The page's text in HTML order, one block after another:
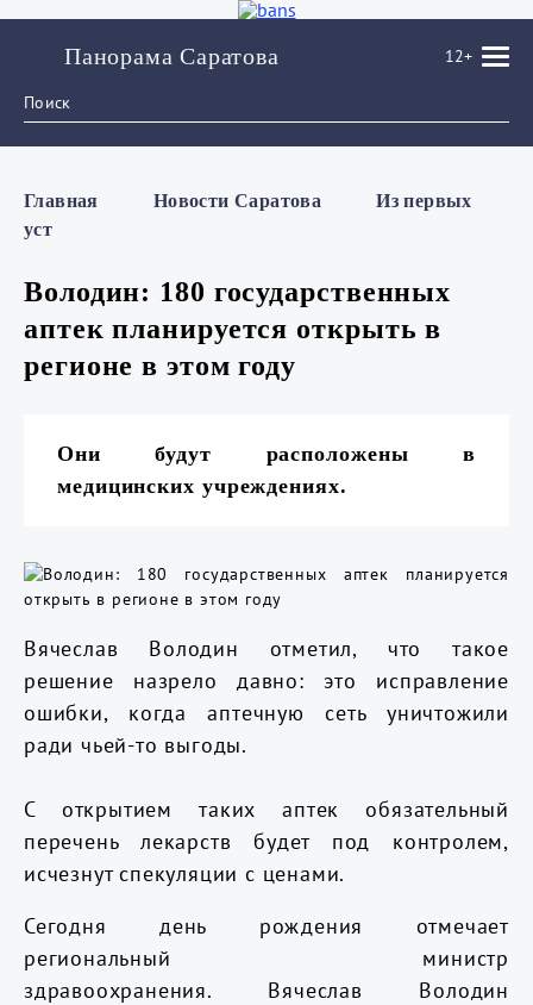
Панорама Саратова 12+
Главная Новости Саратова
Из пеpвых
уст
Володин: 180 государственных
аптек планируется открыть в
регионе в этом году
Они будут расположены в
медицинских учреждениях.
Вячеслав Володин отметил, что такое
решение назрело давно: это исправление
ошибки, когда аптечную сеть уничтожили
ради чьей-то выгоды.
С открытием таких аптек обязательный
перечень лекарств будет под контролем,
исчезнут спекуляции с ценами.
Сегодня день рождения отмечает
региональный министр
здравоохранения. Вячеслав Володин